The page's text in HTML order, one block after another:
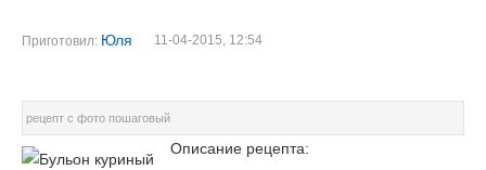
Приготовил: Юля 11-04-2015, 12:54
рецепт с фото пошаговый
Описание рецепта: